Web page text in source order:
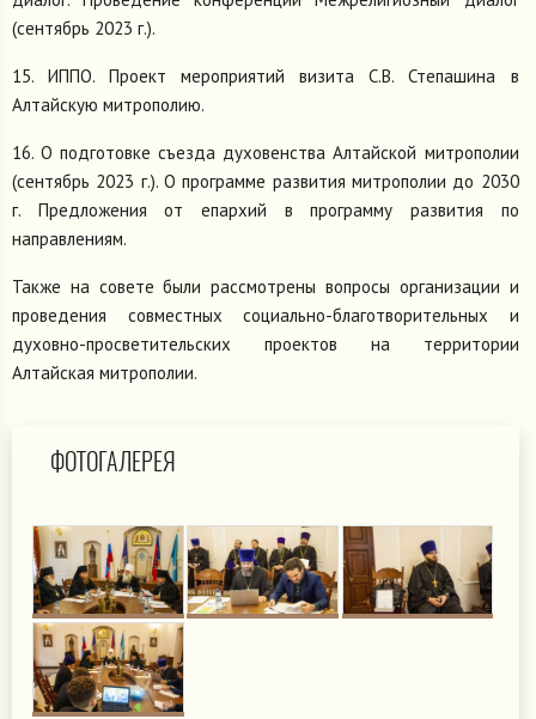
(сентябрь 2023 г.).
15. ИППО. Проект мероприятий визита С.В. Степашина в
Алтайскую митрополию.
16. О подготовке съезда духовенства Алтайской митрополии
(сентябрь 2023 г.). О программе развития митрополии до 2030
г. Предложения от епархий в программу развития по
направлениям.
Также на совете были рассмотрены вопросы организации и
проведения совместных социально-благотворительных и
духовно-просветительских проектов на территории
Алтайская митрополии.
ФОТОГАЛЕРЕЯ